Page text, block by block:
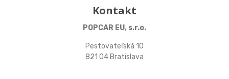
Kontakt
POPCAR EU, s.r.o.
Pestovateľská 10
821 04 Bratislava